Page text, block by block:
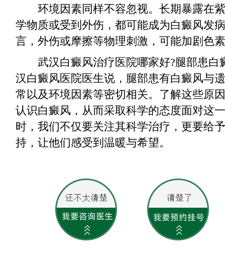
环境因素同样不容忽视。长期暴露在紫
学物质或受到外伤，都可能成为白癜风发
言，外伤或摩擦等物理刺激，可能加剧色
武汉白癜风治疗医院哪家好?腿部患白
汉白癜风医院医生说，腿部患有白癜风与
常以及环境因素等密切相关。了解这些原
认识白癜风，从而采取科学的态度面对这
时，我们不仅要关注其科学治疗，更要给
持，让他们感受到温暖与希望。